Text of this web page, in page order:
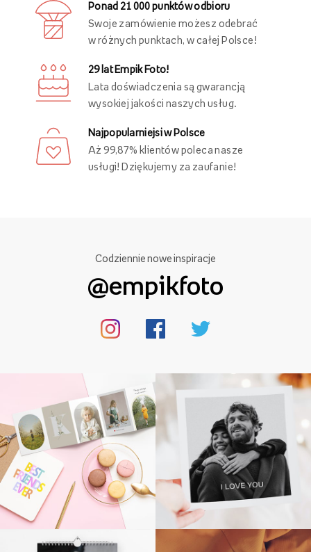
Ponad 21 000 punktów odbioru
Swoje zamówienie możesz odebrać
w różnych punktach, w całej Polsce!
29 lat Empik Foto!
Lata doświadczenia są gwarancją
wysokiej jakości naszych usług.
Najpopularniejsi w Polsce
Aż 99,87% klientów poleca nasze
usługi! Dziękujemy za zaufanie!
Codziennie nowe inspiracje
@empikfoto